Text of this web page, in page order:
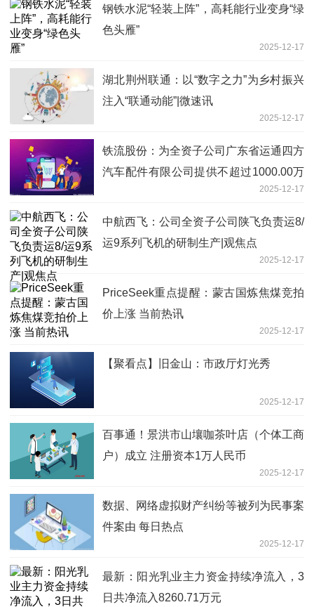
钢铁水泥“轻装上阵”，高耗能行业变身“绿
色头雁”
2025-12-17
湖北荆州联通：以“数字之力”为乡村振兴
注入“联通动能”|微速讯
2025-12-17
铁流股份：为全资子公司广东省运通四方
汽车配件有限公司提供不超过1000.00万
2025-12-17
中航西飞：公司全资子公司陕飞负责运8/
运9系列飞机的研制生产|观焦点
2025-12-17
PriceSeek重点提醒：蒙古国炼焦煤竞拍
价上涨 当前热讯
2025-12-17
【聚看点】旧金山：市政厅灯光秀
2025-12-17
百事通！景洪市山壤咖茶叶店（个体工商
户）成立 注册资本1万人民币
2025-12-17
数据、网络虚拟财产纠纷等被列为民事案
件案由 每日热点
2025-12-17
最新：阳光乳业主力资金持续净流入，3
日共净流入8260.71万元